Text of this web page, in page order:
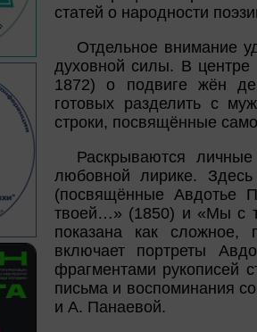
статей о народности
Отдельное внимание
духовной силы. В
1872) о подвиге жён
готовых разделить с
строки, посвящённые
Раскрываются
любовной лирике. Здесь
(посвящённые Авдотье
твоей…» (1850) и «Мы с
показана как сложное,
включает портреты
фрагментами рукописей
письма и воспоминания
и А. Панаевой.